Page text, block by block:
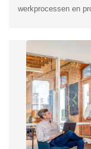
werkprocessen en